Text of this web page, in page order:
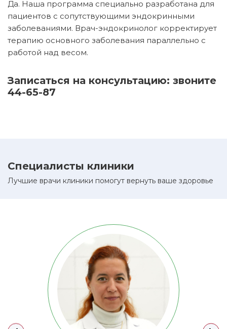
Да. Наша программа специально разработана для
пациентов с сопутствующими эндокринными
заболеваниями. Врач-эндокринолог корректирует
терапию основного заболевания параллельно с
работой над весом.
Записаться на консультацию: звоните
44-65-87
Специалисты клиники
Лучшие врачи клиники помогут вернуть ваше здоровье